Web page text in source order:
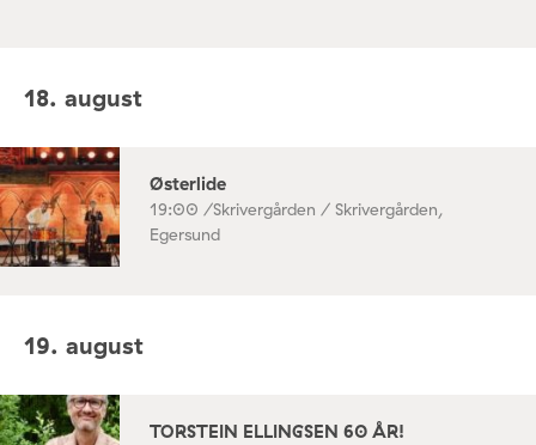
18. august
Østerlide
19:00 /Skrivergården / Skrivergården,
Egersund
19. august
TORSTEIN ELLINGSEN 60 ÅR!